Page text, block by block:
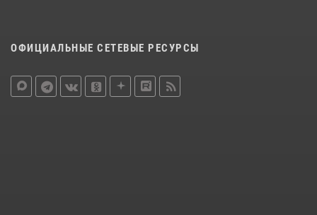
ОФИЦИАЛЬНЫЕ СЕТЕВЫЕ РЕСУРСЫ